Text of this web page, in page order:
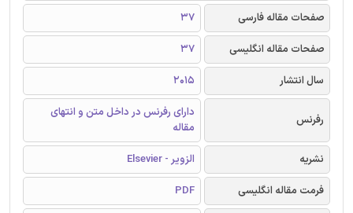
صفحات مقاله فارسی
37
صفحات مقاله انگلیسی
37
سال انتشار
2015
رفرنس
دارای رفرنس در داخل متن و انتهای
مقاله
نشریه
الزویر - Elsevier
فرمت مقاله انگلیسی
PDF